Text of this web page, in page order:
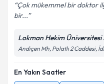
Çok mükemmel bir doktor
bir...
Lokman Hekim
Andiçen Mh, Polatlı 2 Caddesi,
En Yakın Saatler